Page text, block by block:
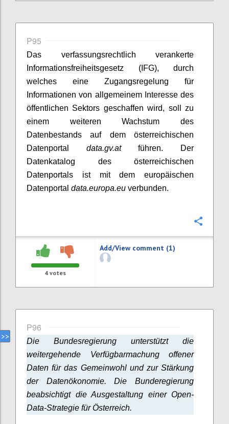
P95
Das verfassungsrechtlich verankerte
Informationsfreiheitsgesetz (IFG), durch
welches eine Zugangsregelung für
Informationen von allgemeinem Interesse des
öffentlichen Sektors geschaffen wird, soll zu
einem weiteren Wachstum des
Datenbestands auf dem österreichischen
Datenportal data.gv.atführen. Der
Datenkatalog des österreichischen
Datenportals ist mit dem europäischen
Datenportal data.europa.eu verbunden.
4 votes
Add/View comment (1)
P96
Die Bundesregierung unterstützt die
weitergehende Verfügbarmachung offener
Daten für das Gemeinwohl und zur Stärkung
der Datenökonomie. Die Bunderegierung
beabsichtigt die Ausgestaltung einer Open-
Data-Strategie für Österreich.